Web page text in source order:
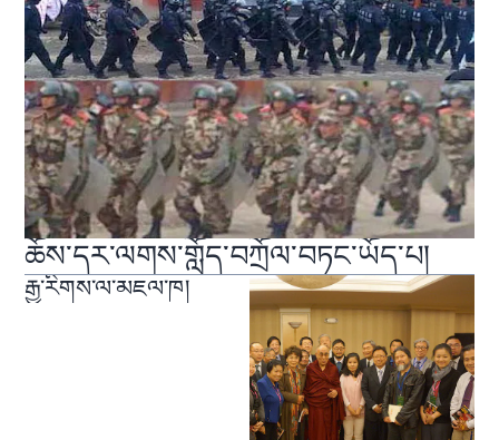
ཆོས་དར་ལགས་གློད་བཀྲོལ་བཏང་ཡོད་པ།
རྒྱ་རིགས་ལ་མཇལ་ཁ།